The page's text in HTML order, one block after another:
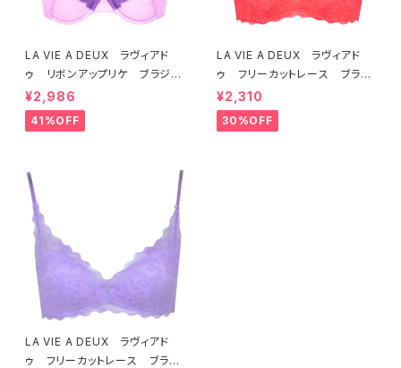
LA VIE A DEUX ラヴィアド
ゥ リボンアップリケ ブラジャ
ー（ラベンダー） 22293 SA
LE セール 送料無料
¥2,986
41%OFF
LA VIE A DEUX ラヴィアド
ゥ フリーカットレース ブラレ
ット ソフトブラ（トマトレッド）2
2457 SALE 送料無料
¥2,310
30%OFF
LA VIE A DEUX ラヴィアド
ゥ フリーカットレース ブラレ